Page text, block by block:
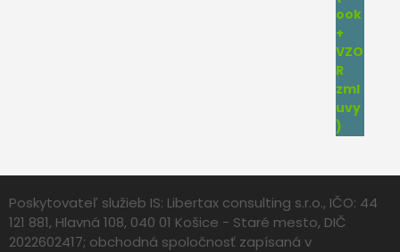
Poskytovateľ služieb IS: Libertax consulting s.r.o., IČO: 44
121 881, Hlavná 108, 040 01 Košice - Staré mesto, DIČ
2022602417; obchodná spoločnosť zapísaná v